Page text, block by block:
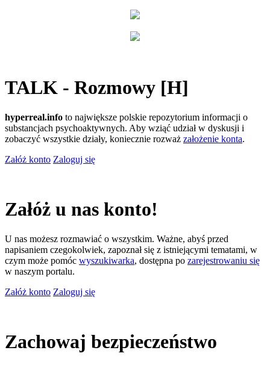
TALK - Rozmowy [H]
hyperreal.info to największe polskie repozytorium informacji o
substancjach psychoaktywnych. Aby wziąć udział w dyskusji i
zobaczyć wszystkie działy, koniecznie rozważ założenie konta.
Załóż konto Zaloguj się
Załóż u nas konto!
U nas możesz rozmawiać o wszystkim. Ważne, abyś przed
napisaniem czegokolwiek, zapoznał się z istniejącymi tematami, w
czym może pomóc wyszukiwarka, dostępna po zarejestrowaniu się
w naszym portalu.
Załóż konto Zaloguj się
Zachowaj bezpieczeństwo